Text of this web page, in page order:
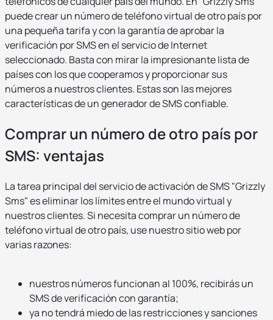
puede crear un número de teléfono virtual de otro país por
una pequeña tarifa y con la garantía de aprobar la
verificación por SMS en el servicio de Internet
seleccionado. Basta con mirar la impresionante lista de
países con los que cooperamos y proporcionar sus
números a nuestros clientes. Estas son las mejores
características de un generador de SMS confiable.
Comprar un número de otro país por
SMS: ventajas
La tarea principal del servicio de activación de SMS "Grizzly
Sms" es eliminar los límites entre el mundo virtual y
nuestros clientes. Si necesita comprar un número de
teléfono virtual de otro país, use nuestro sitio web por
varias razones:
nuestros números funcionan al 100%, recibirás un
SMS de verificación con garantía;
ya no tendrá miedo de las restricciones y sanciones